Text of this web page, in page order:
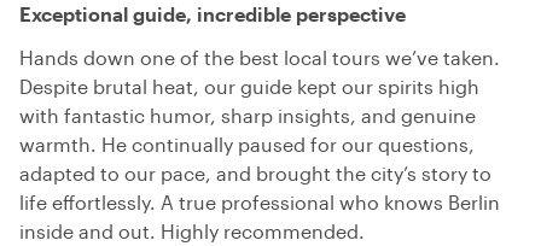
Exceptional guide, incredible perspective
Hands down one of the best local tours we’ve taken.
Despite brutal heat, our guide kept our spirits high
with fantastic humor, sharp insights, and genuine
warmth. He continually paused for our questions,
adapted to our pace, and brought the city’s story to
life effortlessly. A true professional who knows Berlin
inside and out. Highly recommended.